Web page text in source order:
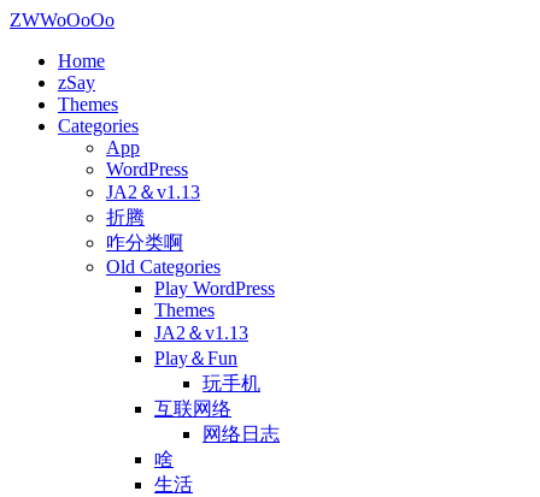
ZWWoOoOo
Home
zSay
Themes
Categories
App
WordPress
JA2＆v1.13
折腾
咋分类啊
Old Categories
Play WordPress
Themes
JA2＆v1.13
Play＆Fun
玩手机
互联网络
网络日志
啥
生活